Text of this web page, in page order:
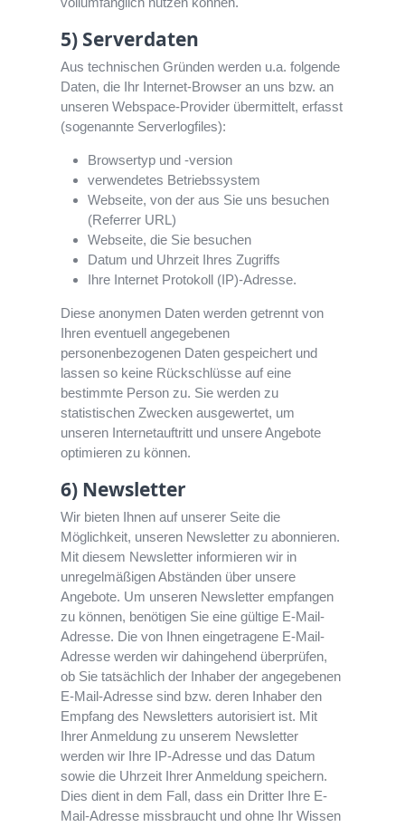
5) Serverdaten
Aus technischen Gründen werden u.a. folgende
Daten, die Ihr Internet-Browser an uns bzw. an
unseren Webspace-Provider übermittelt, erfasst
(sogenannte Serverlogfiles):
Browsertyp und -version
verwendetes Betriebssystem
Webseite, von der aus Sie uns besuchen
(Referrer URL)
Webseite, die Sie besuchen
Datum und Uhrzeit Ihres Zugriffs
Ihre Internet Protokoll (IP)-Adresse.
Diese anonymen Daten werden getrennt von
Ihren eventuell angegebenen
personenbezogenen Daten gespeichert und
lassen so keine Rückschlüsse auf eine
bestimmte Person zu. Sie werden zu
statistischen Zwecken ausgewertet, um
unseren Internetauftritt und unsere Angebote
optimieren zu können.
6) Newsletter
Wir bieten Ihnen auf unserer Seite die
Möglichkeit, unseren Newsletter zu abonnieren.
Mit diesem Newsletter informieren wir in
unregelmäßigen Abständen über unsere
Angebote. Um unseren Newsletter empfangen
zu können, benötigen Sie eine gültige E-Mail-
Adresse. Die von Ihnen eingetragene E-Mail-
Adresse werden wir dahingehend überprüfen,
ob Sie tatsächlich der Inhaber der angegebenen
E-Mail-Adresse sind bzw. deren Inhaber den
Empfang des Newsletters autorisiert ist. Mit
Ihrer Anmeldung zu unserem Newsletter
werden wir Ihre IP-Adresse und das Datum
sowie die Uhrzeit Ihrer Anmeldung speichern.
Dies dient in dem Fall, dass ein Dritter Ihre E-
Mail-Adresse missbraucht und ohne Ihr Wissen